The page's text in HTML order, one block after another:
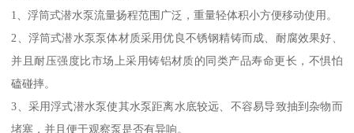
1、浮筒式潜水泵流量扬程范围广泛，重量轻体积小方便移动使用。
2、浮筒式潜水泵泵体材质采用优良不锈钢精铸而成、耐腐效果好、
并且耐压强度比市场上采用铸铝材质的同类产品寿命更长，不惧怕
磕碰摔。
3、采用浮式潜水泵使其水泵距离水底较远、不容易导致抽到杂物而
堵塞，并且便于观察泵是否有异响。